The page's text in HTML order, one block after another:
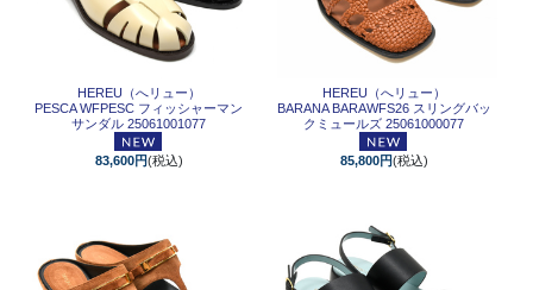
HEREU（へリュー）
PESCA WFPESC フィッシャーマン
サンダル 25061001077
83,600円(税込)
HEREU（へリュー）
BARANA BARAWFS26 スリングバッ
クミュールズ 25061000077
85,800円(税込)